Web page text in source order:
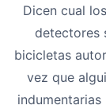
Dicen cual
detectores
bicicletas
vez que